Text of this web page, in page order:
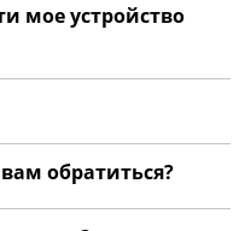
мое устройство
обратиться?